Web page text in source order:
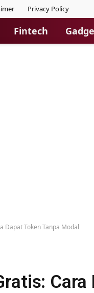
Privacy Policy
Fintech
Dapat Token Tanpa Modal
Cara